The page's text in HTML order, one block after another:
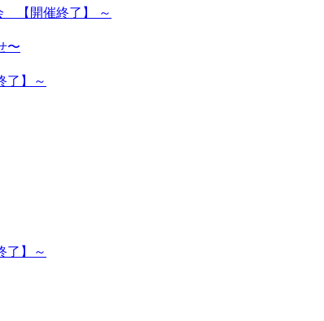
【開催終了】 ～
〜
了】～
了】～